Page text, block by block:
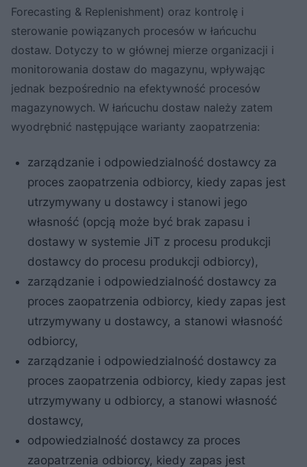
Forecasting & Replenishment) oraz kontrolę i
sterowanie powiązanych procesów w łańcuchu
dostaw. Dotyczy to w głównej mierze organizacji i
monitorowania dostaw do magazynu, wpływając
jednak bezpośrednio na efektywność procesów
magazynowych. W łańcuchu dostaw należy zatem
wyodrębnić następujące warianty zaopatrzenia:
zarządzanie i odpowiedzialność dostawcy za
proces zaopatrzenia odbiorcy, kiedy zapas jest
utrzymywany u dostawcy i stanowi jego
własność (opcją może być brak zapasu i
dostawy w systemie JiT z procesu produkcji
dostawcy do procesu produkcji odbiorcy),
zarządzanie i odpowiedzialność dostawcy za
proces zaopatrzenia odbiorcy, kiedy zapas jest
utrzymywany u dostawcy, a stanowi własność
odbiorcy,
zarządzanie i odpowiedzialność dostawcy za
proces zaopatrzenia odbiorcy, kiedy zapas jest
utrzymywany u odbiorcy, a stanowi własność
dostawcy,
odpowiedzialność dostawcy za proces
zaopatrzenia odbiorcy, kiedy zapas jest